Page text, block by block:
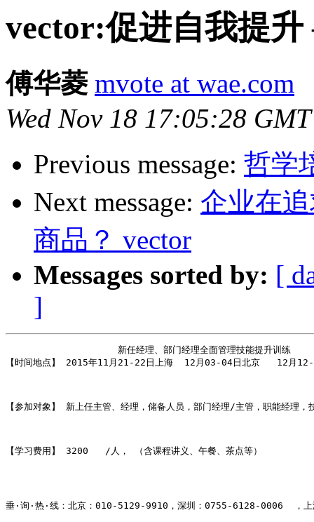
vector:促进自我提升
傅华菱 mvote at wae.com
Wed Nov 18 17:05:28
Previous message: 哲学
Next message: 企业在
商品？ vector
Messages sorted by: [
]
                    新任经理、部门经理全面管理技能提升训练
【时间地点】 2015年11月21-22日上海  12月03-04日北京   12月
【参加对象】 新上任主管、经理，储备人员，部门经理/主管，职能经
【学习费用】 3200   /人， （含课程讲义、午餐、茶点等）
垂·询·热·线：北京：010-5129-9910，深圳：0755-6128-0006  ，